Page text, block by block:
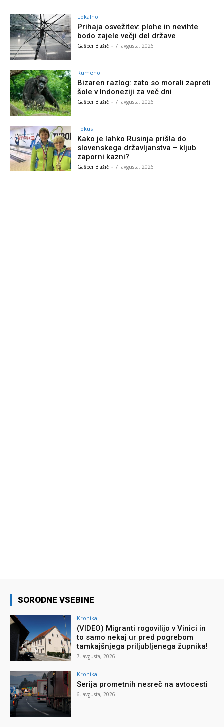
Lokalno
Prihaja osvežitev: plohe in nevihte
bodo zajele večji del države
Gašper Blažič - 7. avgusta, 2026
Rumeno
Bizaren razlog: zato so morali zapreti
šole v Indoneziji za več dni
Gašper Blažič - 7. avgusta, 2026
Fokus
Kako je lahko Rusinja prišla do
slovenskega državljanstva – kljub
zaporni kazni?
Gašper Blažič - 7. avgusta, 2026
SORODNE VSEBINE
Kronika
(VIDEO) Migranti rogovilijo v Vinici in
to samo nekaj ur pred pogrebom
tamkajšnjega priljubljenega župnika!
7. avgusta, 2026
Kronika
Serija prometnih nesreč na avtocesti
6. avgusta, 2026